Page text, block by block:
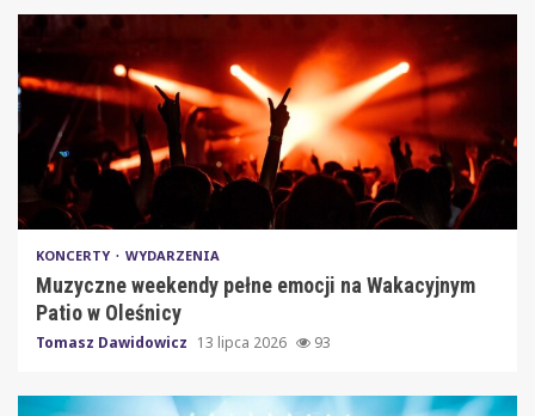
KONCERTY WYDARZENIA
Muzyczne weekendy pełne emocji na Wakacyjnym
Patio w Oleśnicy
Tomasz Dawidowicz 13 lipca 2026 93